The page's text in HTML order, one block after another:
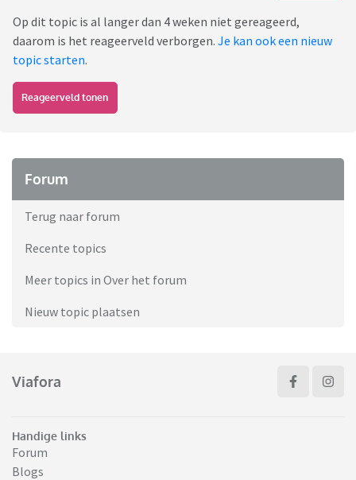
Op dit topic is al langer dan 4 weken niet gereageerd,
daarom is het reageerveld verborgen. Je kan ook een nieuw
topic starten.
Reageerveld tonen
Forum
Terug naar forum
Recente topics
Meer topics in Over het forum
Nieuw topic plaatsen
Viafora
Handige links
Forum
Blogs